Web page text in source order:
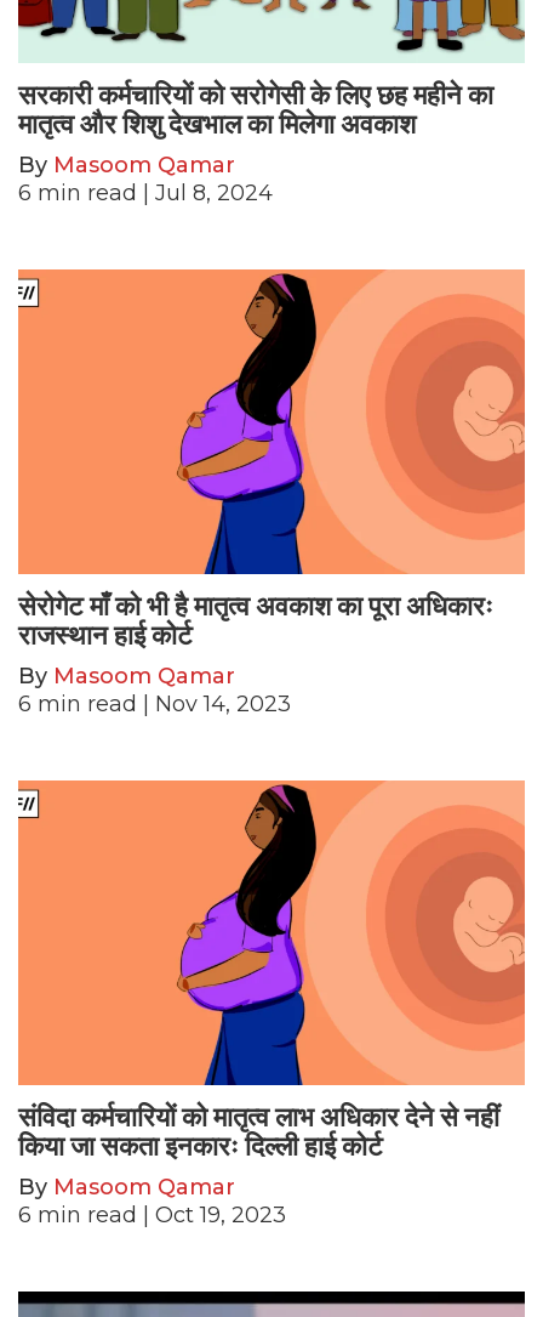
सरकारी कर्मचारियों को सरोगेसी के लिए छह महीने का
मातृत्व और शिशु देखभाल का मिलेगा अवकाश
By Masoom Qamar
6 min read | Jul 8, 2024
सेरोगेट माँ को भी है मातृत्व अवकाश का पूरा अधिकारः
राजस्थान हाई कोर्ट
By Masoom Qamar
6 min read | Nov 14, 2023
संविदा कर्मचारियों को मातृत्व लाभ अधिकार देने से नहीं
किया जा सकता इनकारः दिल्ली हाई कोर्ट
By Masoom Qamar
6 min read | Oct 19, 2023